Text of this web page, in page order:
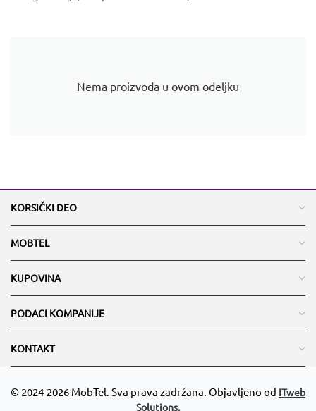
Nema proizvoda u ovom odeljku
KORSIČKI DEO
MOBTEL
KUPOVINA
PODACI KOMPANIJE
KONTAKT
© 2024-2026 MobTel. Sva prava zadržana. Objavljeno od ITweb
Solutions.